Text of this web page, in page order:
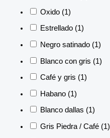
Oxido (1)
Estrellado (1)
Negro satinado (1)
Blanco con gris (1)
Café y gris (1)
Habano (1)
Blanco dallas (1)
Gris Piedra / Café (1)